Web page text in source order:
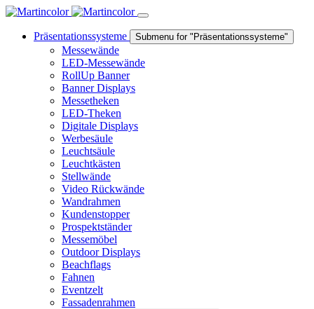
Präsentationssysteme Submenu for "Präsentationssysteme"
Messewände
LED-Messewände
RollUp Banner
Banner Displays
Messetheken
LED-Theken
Digitale Displays
Werbesäule
Leuchtsäule
Leuchtkästen
Stellwände
Video Rückwände
Wandrahmen
Kundenstopper
Prospektständer
Messemöbel
Outdoor Displays
Beachflags
Fahnen
Eventzelt
Fassadenrahmen